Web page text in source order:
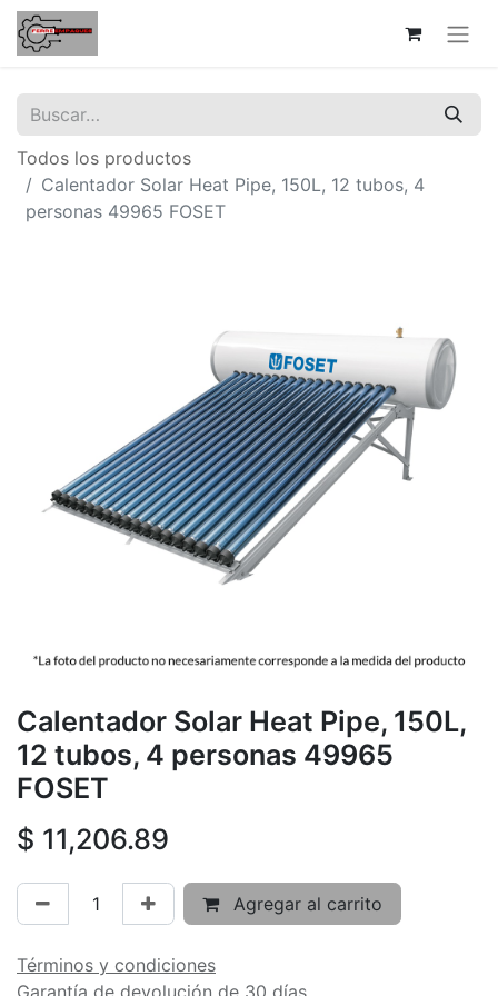
Todos los productos
Calentador Solar Heat Pipe, 150L, 12 tubos, 4
personas 49965 FOSET
Calentador Solar Heat Pipe, 150L,
12 tubos, 4 personas 49965
FOSET
$ 11,206.89
Agregar al carrito
Términos y condiciones
Garantía de devolución de 30 días